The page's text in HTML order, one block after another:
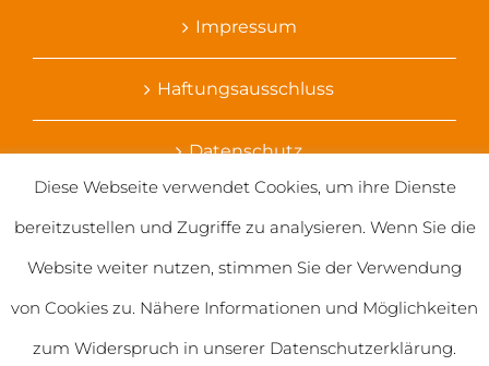
Impressum
Haftungsausschluss
Datenschutz
Diese Webseite verwendet Cookies, um ihre Dienste
bereitzustellen und Zugriffe zu analysieren. Wenn Sie die
Website weiter nutzen, stimmen Sie der Verwendung
von Cookies zu. Nähere Informationen und Möglichkeiten
zum Widerspruch in unserer Datenschutzerklärung.